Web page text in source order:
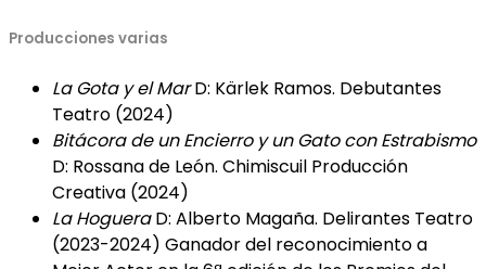
Producciones varias
La Gota y el MarD: Kärlek Ramos. Debutantes
Teatro (2024)
Bitácora de un Encierro y un Gato con Estrabismo
D: Rossana de León. Chimiscuil Producción
Creativa (2024)
La HogueraD: Alberto Magaña. Delirantes Teatro
(2023-2024) Ganador del reconocimiento a